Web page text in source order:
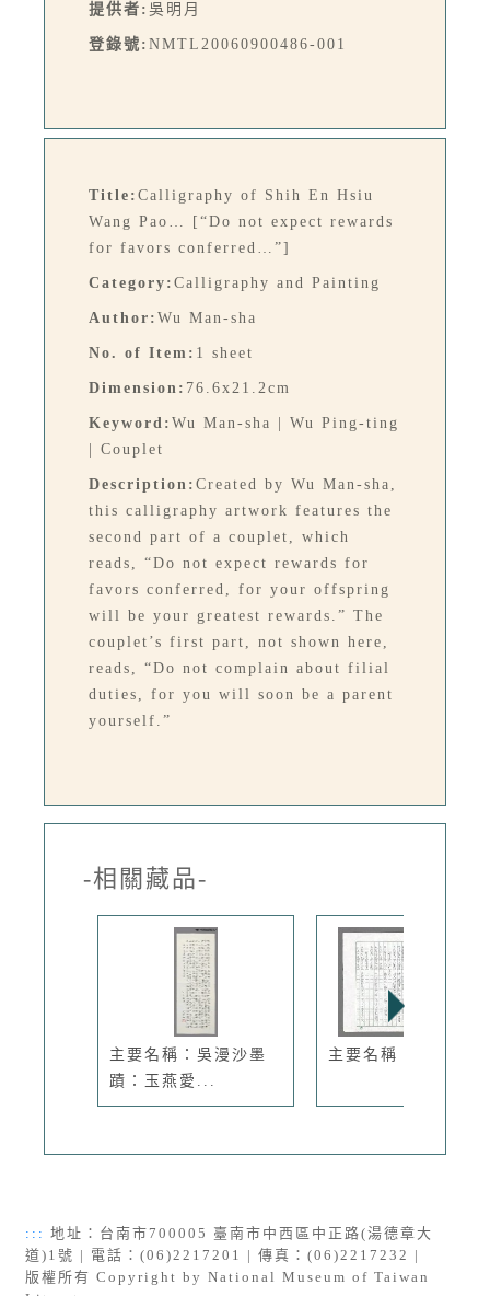
提供者: 吳明月
登錄號: NMTL20060900486-001
Title: Calligraphy of Shih En Hsiu
Wang Pao… [“Do not expect rewards
for favors conferred…”]
Category: Calligraphy and Painting
Author: Wu Man-sha
No. of Item: 1 sheet
Dimension: 76.6x21.2cm
Keyword: Wu Man-sha | Wu Ping-ting
| Couplet
Description: Created by Wu Man-sha,
this calligraphy artwork features the
second part of a couplet, which
reads, “Do not expect rewards for
favors conferred, for your offspring
will be your greatest rewards.” The
couplet’s first part, not shown here,
reads, “Do not complain about filial
duties, for you will soon be a parent
yourself.”
-相關藏品-
主要名稱：吳漫沙墨
蹟：玉燕愛...
主要名稱：國父頌等
::: 地址：台南市700005 臺南市中西區中正路(湯德章大
道)1號 | 電話：(06)2217201 | 傳真：(06)2217232 |
版權所有 Copyright by National Museum of Taiwan